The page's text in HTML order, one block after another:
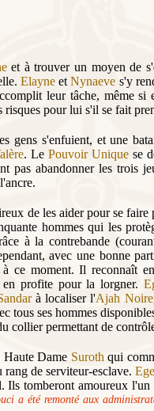
et à trouver un moyen de
Elayne etNynaeve s'y
leur tâche, même
risques pour lui s'il se fait
gens s'enfuient, et une
. Le Pouvoir Uniquese
pas abandonner les trois
de les aider pour se
hommes qui les
à la contrebande
avec une bonne
ce moment. Il reconnaît en
profite pour la lorgner.
à localiser l'Ajah Noire
tous ses hommes
collier permettant de
Haute Dame Suroth qui
de serviteur-esclave.
Ils tomberont amoureux l'un
a été remonté aux